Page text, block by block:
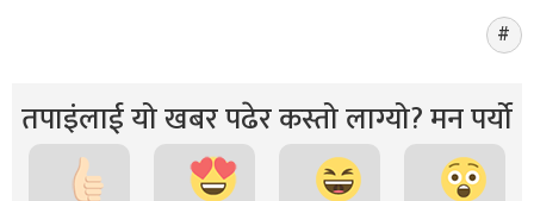
तपाइंलाई यो खबर पढेर कस्तो लाग्यो? मन पर्यो